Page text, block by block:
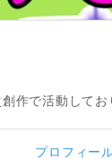
作で活動してお
プロフィー